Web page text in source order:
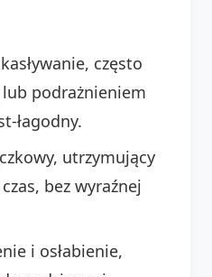
często
podrażnieniem
łagodny.
utrzymujący
bez wyraźnej
i osłabienie,